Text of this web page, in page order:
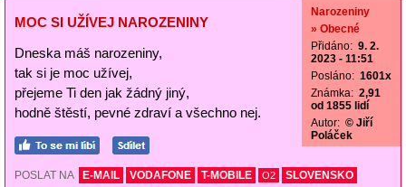
MOC SI UŽÍVEJ NAROZENINY
Dneska máš narozeniny,
tak si je moc užívej,
přejeme Ti den jak žádný jiný,
hodně štěstí, pevné zdraví a všechno nej.
Narozeniny
» Obecné
Přidáno: 9. 2.
2023 - 11:51
Posláno: 1601x
Známka: 2,91
od 1855 lidí
Autor: © Jiří
Poláček
POSLAT NA E-MAIL VODAFONE T-MOBILE O2
SLOVENSKO